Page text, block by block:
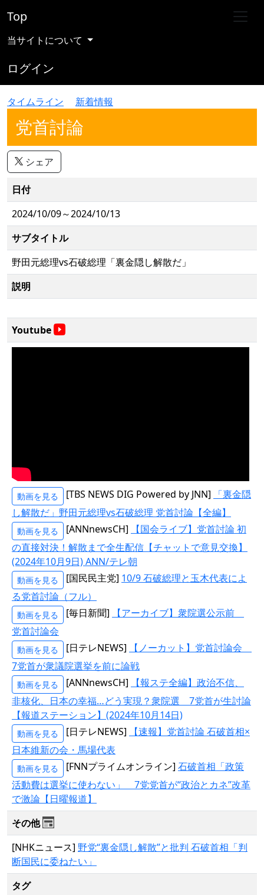
Top
当サイトについて
ログイン
タイムライン 新着情報
党首討論
シェア
日付
2024/10/09～2024/10/13
サブタイトル
野田元総理vs石破総理「裏金隠し解散だ」
説明
Youtube
動画を見る [TBS NEWS DIG Powered by JNN]
「裏金隠
し解散だ」野田元総理vs石破総理 党首討論【全編】
動画を見る [ANNnewsCH]
【国会ライブ】党首討論 初
の直接対決！解散まで全生配信【チャットで意見交換】
(2024年10月9日) ANN/テレ朝
動画を見る [国民民主党] 10/9 石破総理と玉木代表によ
る党首討論（フル）
動画を見る [毎日新聞]
【アーカイブ】衆院選公示前
党首討論会
動画を見る [日テレNEWS]
【ノーカット】党首討論会
7党首が衆議院選挙を前に論戦
動画を見る [ANNnewsCH]
【報ステ全編】政治不信、
非核化、日本の幸福…どう実現？衆院選 7党首が生討論
【報道ステーション】(2024年10月14日)
動画を見る [日テレNEWS]
【速報】党首討論 石破首相×
日本維新の会・馬場代表
動画を見る [FNNプライムオンライン] 石破首相「政策
活動費は選挙に使わない」 7党党首が“政治とカネ”改革
で激論【日曜報道】
その他
[NHKニュース] 野党“裏金隠し解散”と批判 石破首相「判
断国民に委ねたい」
タグ